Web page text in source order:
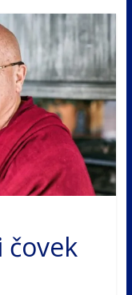
čovek